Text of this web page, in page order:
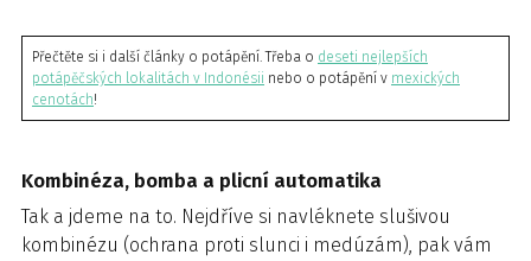
Přečtěte si i další články o potápění. Třeba o deseti nejlepších
potápěčských lokalitách v Indonésii nebo o potápění v mexických
cenotách!
Kombinéza, bomba a plicní automatika
Tak a jdeme na to. Nejdříve si navléknete slušivou
kombinézu (ochrana proti slunci i medúzám), pak vám